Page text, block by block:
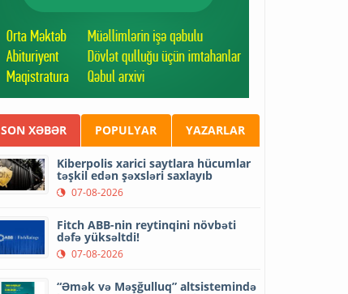
SON XƏBƏR POPULYAR YAZARLAR
Kiberpolis xarici saytlara hücumlar
təşkil edən şəxsləri saxlayıb
07-08-2026
Fitch ABB-nin reytinqini növbəti
dəfə yüksəltdi!
07-08-2026
“Əmək və Məşğulluq” altsistemində